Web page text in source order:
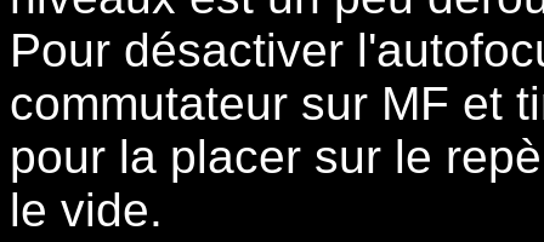
Pour désactiver
commutateur sur MF et
pour la placer sur le
le vide.